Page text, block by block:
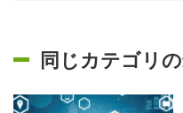
同じカテゴリ